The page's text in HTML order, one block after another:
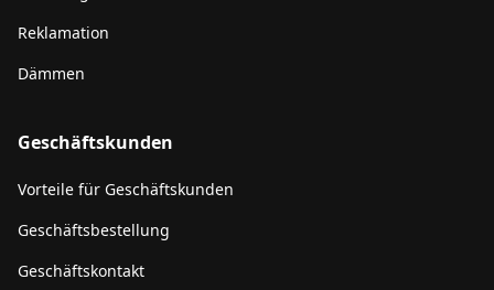
Reklamation
Dämmen
Geschäftskunden
Vorteile für Geschäftskunden
Geschäftsbestellung
Geschäftskontakt